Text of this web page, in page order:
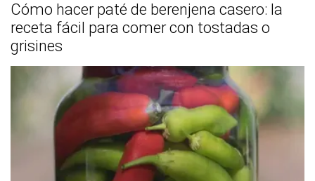
Cómo hacer paté de berenjena casero: la
receta fácil para comer con tostadas o
grisines